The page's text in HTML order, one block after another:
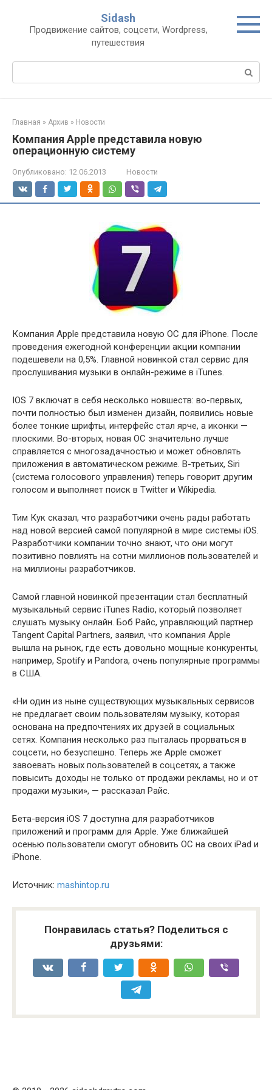
контенту
Sidash
Продвижение сайтов, соцсети, Wordpress,
путешествия
Главная » Архив » Новости
Компания Apple представила новую
операционную систему
Опубликовано: 12.06.2013 Новости
Компания Apple представила новую ОС для iPhone. После
проведения ежегодной конференции акции компании
подешевели на 0,5%. Главной новинкой стал сервис для
прослушивания музыки в онлайн-режиме в iTunes.
IOS 7 включат в себя несколько новшеств: во-первых,
почти полностью был изменен дизайн, появились новые
более тонкие шрифты, интерфейс стал ярче, а иконки —
плоскими. Во-вторых, новая ОС значительно лучше
справляется с многозадачностью и может обновлять
приложения в автоматическом режиме. В-третьих, Siri
(система голосового управления) теперь говорит другим
голосом и выполняет поиск в Twitter и Wikipedia.
Тим Кук сказал, что разработчики очень рады работать
над новой версией самой популярной в мире системы iOS.
Разработчики компании точно знают, что они могут
позитивно повлиять на сотни миллионов пользователей и
на миллионы разработчиков.
Самой главной новинкой презентации стал бесплатный
музыкальный сервис iTunes Radio, который позволяет
слушать музыку онлайн. Боб Райс, управляющий партнер
Tangent Capital Partners, заявил, что компания Apple
вышла на рынок, где есть довольно мощные конкуренты,
например, Spotify и Pandora, очень популярные программы
в США.
«Ни один из ныне существующих музыкальных сервисов
не предлагает своим пользователям музыку, которая
основана на предпочтениях их друзей в социальных
сетях. Компания несколько раз пыталась прорваться в
соцсети, но безуспешно. Теперь же Apple сможет
завоевать новых пользователей в соцсетях, а также
повысить доходы не только от продажи рекламы, но и от
продажи музыки», — рассказал Райс.
Бета-версия iOS 7 доступна для разработчиков
приложений и программ для Apple. Уже ближайшей
осенью пользователи смогут обновить ОС на своих iPad и
iPhone.
Источник: mashintop.ru
Понравилась статья? Поделиться с
друзьями: